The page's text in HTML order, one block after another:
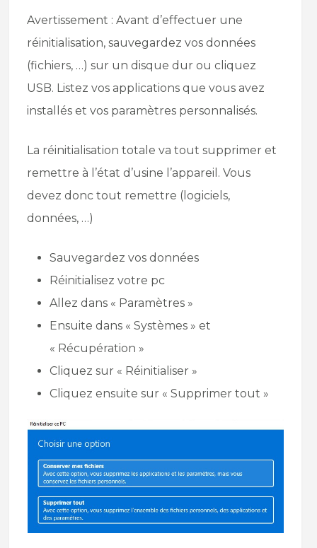
Avertissement : Avant d’effectuer une
réinitialisation, sauvegardez vos données
(fichiers, …) sur un disque dur ou cliquez
USB. Listez vos applications que vous avez
installés et vos paramètres personnalisés.
La réinitialisation totale va tout supprimer et
remettre à l’état d’usine l’appareil. Vous
devez donc tout remettre (logiciels,
données, …)
Sauvegardez vos données
Réinitialisez votre pc
Allez dans « Paramètres »
Ensuite dans « Systèmes » et
« Récupération »
Cliquez sur « Réinitialiser »
Cliquez ensuite sur « Supprimer tout »